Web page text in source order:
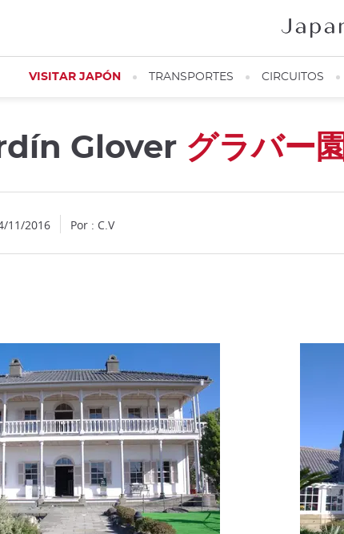
VISITAR JAPÓN TRANSPORTES CIRCUITOS
Glover グラバー園
11/2016 Por : C.V